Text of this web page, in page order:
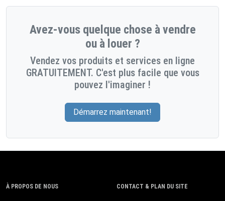
Avez-vous quelque chose à vendre
ou à louer ?
Vendez vos produits et services en ligne
GRATUITEMENT. C'est plus facile que vous
pouvez l'imaginer !
Démarrez maintenant!
À PROPOS DE NOUS CONTACT & PLAN DU SITE